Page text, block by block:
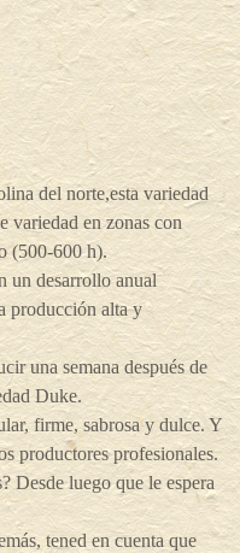
del norte,esta variedad
variedad en zonas con
(500-600 h).
un desarrollo anual
producción alta y
una semana después de
Duke.
firme, sabrosa y dulce. Y
productores profesionales.
Desde luego que le espera
tened en cuenta que